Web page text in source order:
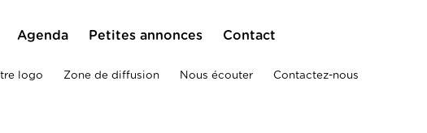
Agenda Petites annonces Contact
logo Zone de diffusion Nous écouter Contactez-nous